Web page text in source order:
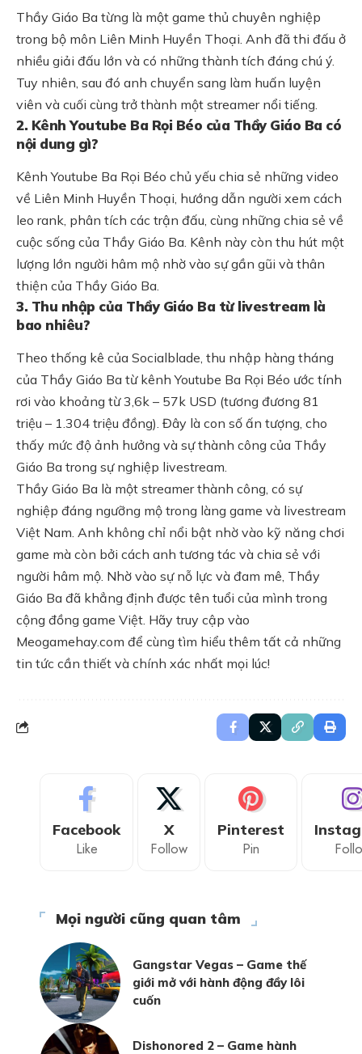
Thầy Giáo Ba từng là một game thủ chuyên nghiệp
trong bộ môn Liên Minh Huyền Thoại. Anh đã thi đấu ở
nhiều giải đấu lớn và có những thành tích đáng chú ý.
Tuy nhiên, sau đó anh chuyển sang làm huấn luyện
viên và cuối cùng trở thành một streamer nổi tiếng.
2. Kênh Youtube Ba Rọi Béo của Thầy Giáo Ba có
nội dung gì?
Kênh Youtube Ba Rọi Béo chủ yếu chia sẻ những video
về Liên Minh Huyền Thoại, hướng dẫn người xem cách
leo rank, phân tích các trận đấu, cùng những chia sẻ về
cuộc sống của Thầy Giáo Ba. Kênh này còn thu hút một
lượng lớn người hâm mộ nhờ vào sự gần gũi và thân
thiện của Thầy Giáo Ba.
3. Thu nhập của Thầy Giáo Ba từ livestream là
bao nhiêu?
Theo thống kê của Socialblade, thu nhập hàng tháng
của Thầy Giáo Ba từ kênh Youtube Ba Rọi Béo ước tính
rơi vào khoảng từ 3,6k – 57k USD (tương đương 81
triệu – 1.304 triệu đồng). Đây là con số ấn tượng, cho
thấy mức độ ảnh hưởng và sự thành công của Thầy
Giáo Ba trong sự nghiệp livestream.
Thầy Giáo Ba là một streamer thành công, có sự
nghiệp đáng ngưỡng mộ trong làng game và livestream
Việt Nam. Anh không chỉ nổi bật nhờ vào kỹ năng chơi
game mà còn bởi cách anh tương tác và chia sẻ với
người hâm mộ. Nhờ vào sự nỗ lực và đam mê, Thầy
Giáo Ba đã khẳng định được tên tuổi của mình trong
cộng đồng game Việt. Hãy truy cập vào
Meogamehay.com để cùng tìm hiểu thêm tất cả những
tin tức cần thiết và chính xác nhất mọi lúc!
Facebook
Like
X
Follow
Pinterest
Pin
Mọi người cũng quan tâm
Gangstar Vegas – Game thế
giới mở với hành động đầy lôi
cuốn
Dishonored 2 – Game hành